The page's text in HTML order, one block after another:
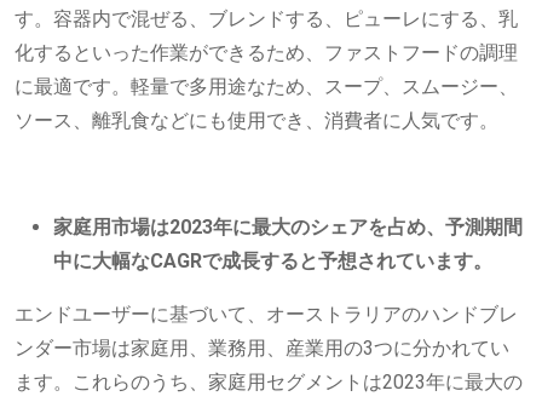
す。容器内で混ぜる、ブレンドする、ピューレにする、乳
化するといった作業ができるため、ファストフードの調理
に最適です。軽量で多用途なため、スープ、スムージー、
ソース、離乳食などにも使用でき、消費者に人気です。
家庭用市場は2023年に最大のシェアを占め、予測期間
中に大幅なCAGRで成長すると予想されています。
エンドユーザーに基づいて、オーストラリアのハンドブレ
ンダー市場は家庭用、業務用、産業用の3つに分かれてい
ます。これらのうち、家庭用セグメントは2023年に最大の